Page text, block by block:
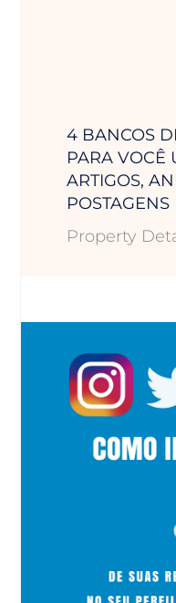
4 BANCOS
PARA VOCÊ
ARTIGOS,
POSTAGENS
Property